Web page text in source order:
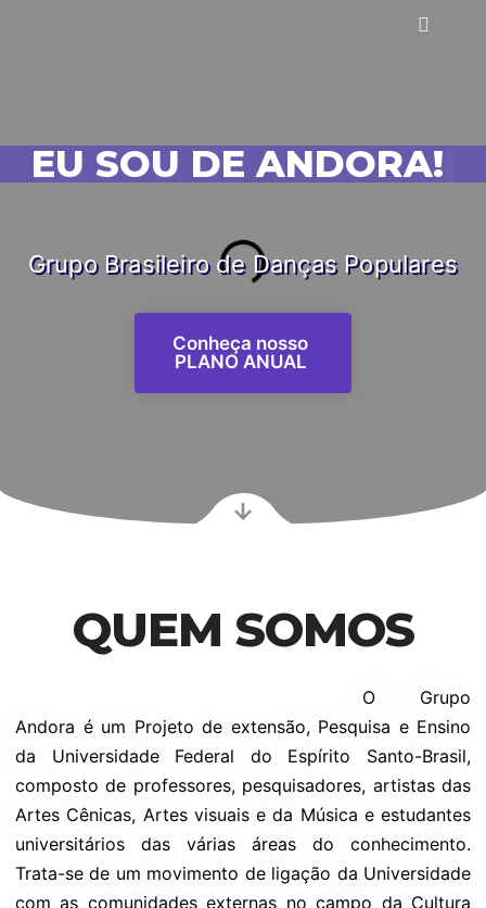
EU SOU DE ANDORA!
Grupo Brasileiro de Danças Populares
Conheça nosso
PLANO ANUAL
QUEM SOMOS
O Grupo
Andora é um Projeto de extensão, Pesquisa e Ensino
da Universidade Federal do Espírito Santo-Brasil,
composto de professores, pesquisadores, artistas das
Artes Cênicas, Artes visuais e da Música e estudantes
universitários das várias áreas do conhecimento.
Trata-se de um movimento de ligação da Universidade
com as comunidades externas no campo da Cultura